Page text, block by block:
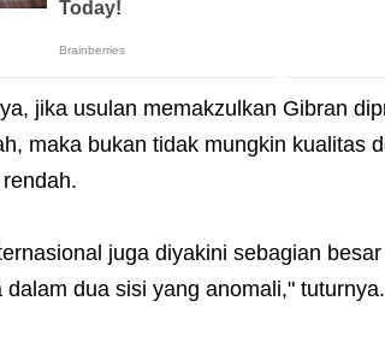
jika usulan memakzulkan Gibran
maka bukan tidak mungkin kualitas
juga diyakini sebagian
dalam dua sisi yang anomali," tuturnya.